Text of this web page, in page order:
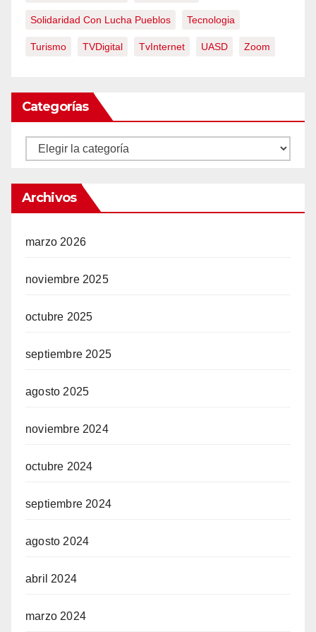
Solidaridad Con Lucha Pueblos Tecnologia
Turismo TVDigital TvInternet UASD Zoom
Categorías
Categorías
Archivos
marzo 2026
noviembre 2025
octubre 2025
septiembre 2025
agosto 2025
noviembre 2024
octubre 2024
septiembre 2024
agosto 2024
abril 2024
marzo 2024